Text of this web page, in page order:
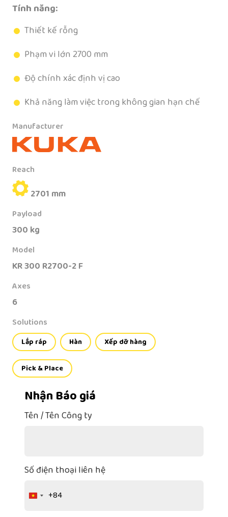
Tính năng:
Thiết kế rỗng
Phạm vi lớn 2700 mm
Độ chính xác định vị cao
Khả năng làm việc trong không gian hạn chế
Manufacturer
Reach
2701 mm
Payload
300 kg
Model
KR 300 R2700-2 F
Axes
6
Solutions
Lắp ráp Hàn Xếp dỡ hàng
Pick & Place
Nhận Báo giá
Tên / Tên Công ty
Số điện thoại liên hệ
Vietnam
+84